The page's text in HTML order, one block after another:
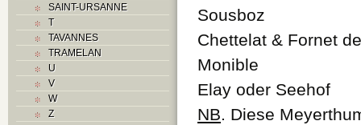
SAINT-URSANNE
T
TAVANNES
TRAMELAN
U
V
W
Z
Sousboz
Chettelat & Fornet
Monible
Elay oder Seehof
NB . Diese